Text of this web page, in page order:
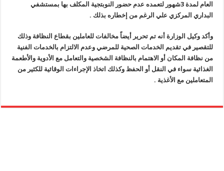
العام لمدة 3شهور لتعمده عدم حضور النوبتجية المكلف بها بمستشفي
البداري المركزي علي الرغم من إخطاره بذلك .
وأكد وكيل الوزارة أنه تم تحرير أيضاً مخالفات للعاملين بقطاع النظافة وذلك
للتقصير في تقديم الخدمات الصحية للمرضي وعدم الالتزام بالخدمات الفنية
من نظافة المكان أو الاهتمام بالنظافة الشخصية والتعامل مع الأدوية والأطعمة
الغذائية سواء في النقل أو الحفظ وكذلك اتخاذ الإجراءات الوقائية للكثير من
المتعاملين مع الأغذية .